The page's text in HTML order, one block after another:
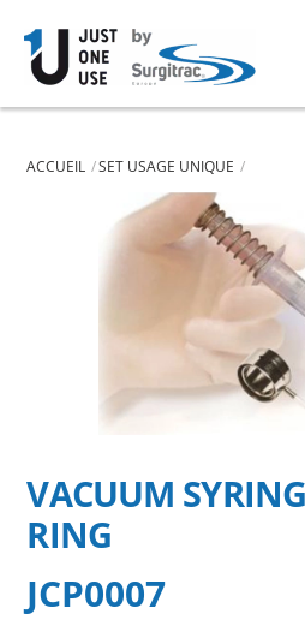
content
ACCUEIL SET USAGE UNIQUE
VACUUM
RING
JCP0007